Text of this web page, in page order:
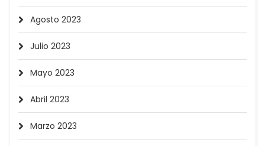
Agosto 2023
Julio 2023
Mayo 2023
Abril 2023
Marzo 2023